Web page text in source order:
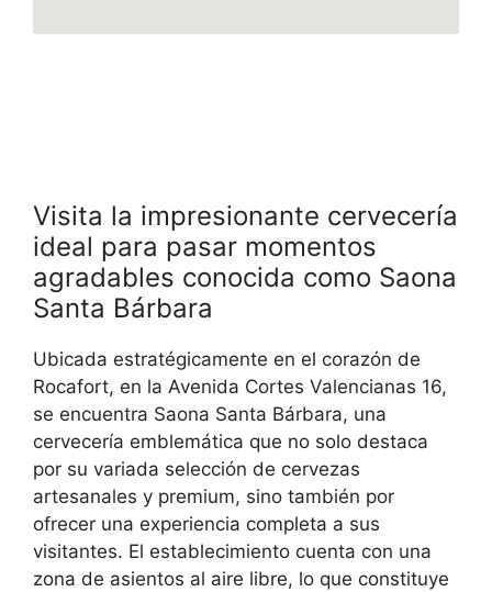
Visita la impresionante cervecería
ideal para pasar momentos
agradables conocida como Saona
Santa Bárbara
Ubicada estratégicamente en el corazón de
Rocafort, en la Avenida Cortes Valencianas 16,
se encuentra Saona Santa Bárbara, una
cervecería emblemática que no solo destaca
por su variada selección de cervezas
artesanales y premium, sino también por
ofrecer una experiencia completa a sus
visitantes. El establecimiento cuenta con una
zona de asientos al aire libre, lo que constituye